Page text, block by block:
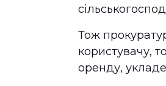
Тож
користувачу,
оренду,